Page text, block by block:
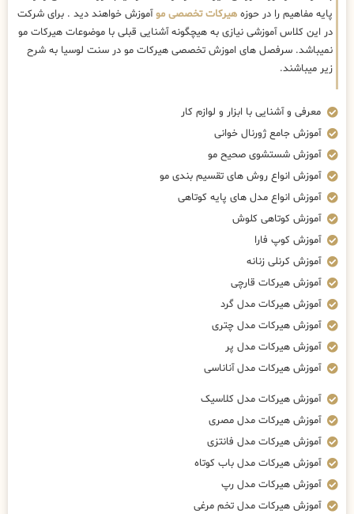
پایه مفاهیم را در حوزه هیرکات تخصصی موآموزش خواهند دید . برای شرکت
در این کلاس آموزشی نیازی به هیچگونه آشنایی قبلی با موضوعات هیرکات مو
نمیباشد. سرفصل های اموزش تخصصی هیرکات مو در سنت لوسیا به شرح
زیر میباشند.
معرفی و آشنایی با ابزار و لوازم کار
آموزش جامع ژورنال خوانی
آموزش شستشوی صحیح مو
آموزش انواع روش های تقسیم بندی مو
آموزش انواع مدل های پایه کوتاهی
آموزش کوتاهی کلوش
آموزش کوپ فارا
آموزش کرنلی زنانه
آموزش هیرکات قارچی
آموزش هیرکات مدل گرد
آموزش هیرکات مدل چتری
آموزش هیرکات مدل پر
آموزش هیرکات مدل آناناسی
آموزش هیرکات مدل کلاسیک
آموزش هیرکات مدل مصری
آموزش هیرکات مدل فانتزی
آموزش هیرکات مدل باب کوتاه
آموزش هیرکات مدل رپ
آموزش هیرکات مدل تخم مرغی